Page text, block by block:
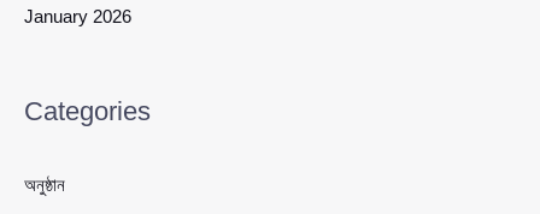
January 2026
Categories
অনুষ্ঠান